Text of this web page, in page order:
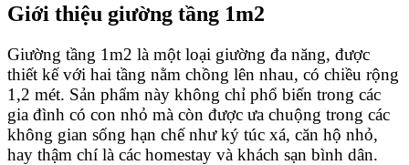
Giới thiệu giường tầng 1m2
Giường tầng 1m2 là một loại giường đa năng, được
thiết kế với hai tầng nằm chồng lên nhau, có chiều rộng
1,2 mét. Sản phẩm này không chỉ phổ biến trong các
gia đình có con nhỏ mà còn được ưa chuộng trong các
không gian sống hạn chế như ký túc xá, căn hộ nhỏ,
hay thậm chí là các homestay và khách sạn bình dân.